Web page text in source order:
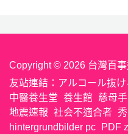
Copyright © 2026 台灣百
友站連結： アルコール抜
中醫養生堂 養生館 慈母
地震速報 社会不適合者
hintergrundbilder pc
PDF